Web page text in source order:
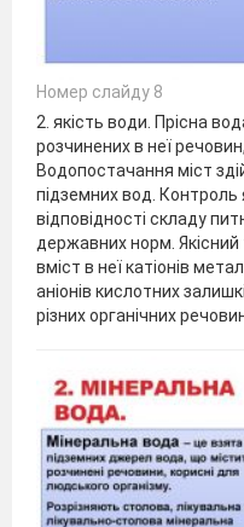
Номер слайду 8
2. якість води. Прісна
розчинених в неї
Водопостачання міст
підземних вод. Контроль
відповідності складу
державних норм. Якісний
вміст в неї катіонів
аніонів кислотних
різних органічних